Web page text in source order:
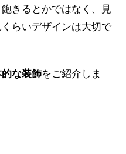
きるとかではなく、見
らいデザインは大切で
な装飾をご紹介しま